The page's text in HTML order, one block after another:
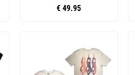
€ 49.95